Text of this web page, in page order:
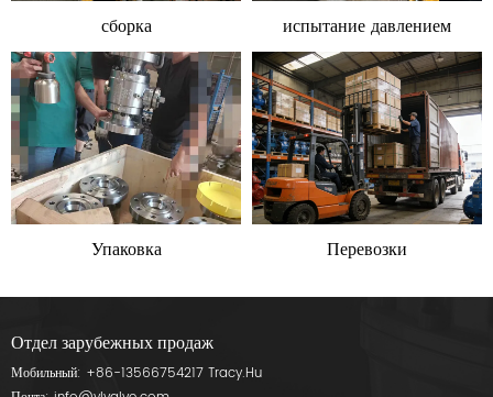
сборка испытание давлением
Упаковка Перевозки
Отдел зарубежных продаж
Мобильный: +86-13566754217 Tracy.Hu